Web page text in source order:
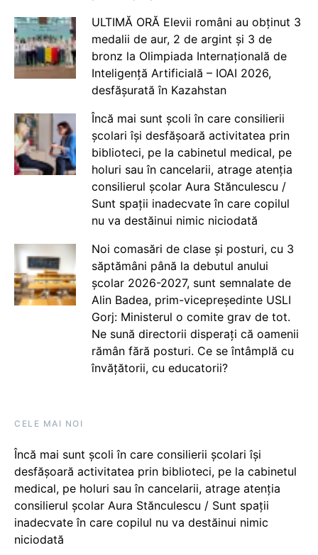
ULTIMĂ ORĂ Elevii români au obținut 3
medalii de aur, 2 de argint și 3 de
bronz la Olimpiada Internațională de
Inteligență Artificială – IOAI 2026,
desfășurată în Kazahstan
Încă mai sunt școli în care consilierii
școlari își desfășoară activitatea prin
biblioteci, pe la cabinetul medical, pe
holuri sau în cancelarii, atrage atenția
consilierul școlar Aura Stănculescu /
Sunt spații inadecvate în care copilul
nu va destăinui nimic niciodată
Noi comasări de clase și posturi, cu 3
săptămâni până la debutul anului
școlar 2026-2027, sunt semnalate de
Alin Badea, prim-vicepreședinte USLI
Gorj: Ministerul o comite grav de tot.
Ne sună directorii disperați că oamenii
rămân fără posturi. Ce se întâmplă cu
învățătorii, cu educatorii?
CELE MAI NOI
Încă mai sunt școli în care consilierii școlari își
desfășoară activitatea prin biblioteci, pe la cabinetul
medical, pe holuri sau în cancelarii, atrage atenția
consilierul școlar Aura Stănculescu / Sunt spații
inadecvate în care copilul nu va destăinui nimic
niciodată